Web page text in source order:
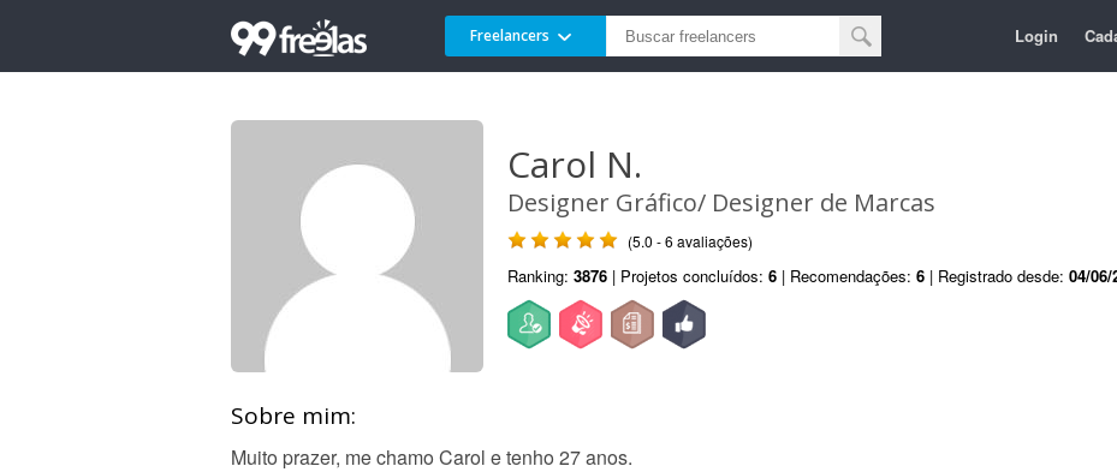
Freelancers Login
Carol N.
Designer Gráfico/ Designer de Marcas
(5.0 - 6 avaliações)
Ranking: 3876 | Projetos concluídos: 6 | Recomendações: 6 | Registrado desde: 04/06/
Sobre mim:
Muito prazer, me chamo Carol e tenho 27 anos.